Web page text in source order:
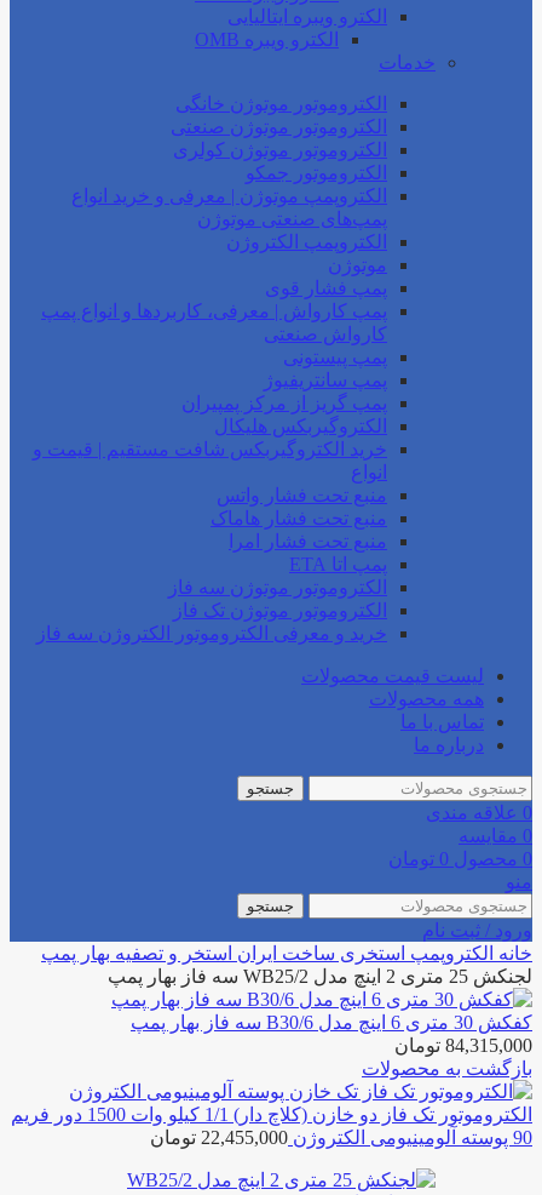
الکترو ویبره ایتالیایی
الکترو ویبره OMB
خدمات
الکتروموتور موتوژن خانگی
الکتروموتور موتوژن صنعتی
الکتروموتور موتوژن کولری
الکتروموتور جمکو
الکتروپمپ موتوژن | معرفی و خرید انواع
پمپ‌های صنعتی موتوژن
الکتروپمپ الکتروژن
موتوژن
پمپ فشار قوی
پمپ کارواش | معرفی، کاربردها و انواع پمپ
کارواش صنعتی
پمپ پیستونی
پمپ سانتریفیوژ
پمپ گریز از مرکز پمپیران
الکتروگیربکس هلیکال
خرید الکتروگیربکس شافت مستقیم | قیمت و
انواع
منبع تحت فشار واتس
منبع تحت فشار هاماک
منبع تحت فشار امرا
پمپ اتا ETA
الکتروموتور موتوژن سه فاز
الکتروموتور موتوژن تک فاز
خرید و معرفی الکتروموتور الکتروژن سه فاز
لیست قیمت محصولات
همه محصولات
تماس با ما
درباره ما
جستجو
0 علاقه مندی
0 مقایسه
0 محصول 0 تومان
منو
جستجو
ورود / ثبت نام
خانه الکتروپمپ استخری ساخت ایران استخر و تصفیه بهار پمپ
لجنکش 25 متری 2 اینچ مدل WB25/2 سه فاز بهار پمپ
کفکش 30 متری 6 اینچ مدل B30/6 سه فاز بهار پمپ
84,315,000 تومان
بازگشت به محصولات
الکتروموتور تک فاز دو خازن (کلاچ دار) 1/1 کیلو وات 1500 دور فریم
90 پوسته آلومینیومی الکتروژن
22,455,000 تومان